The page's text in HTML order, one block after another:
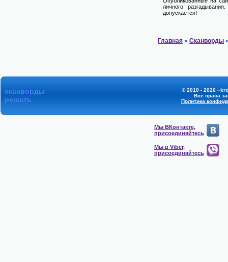
личного
допускается!
Главная » Сканворды
сканворды
решать
© 2010 - 2026
Все права
Политика
Мы ВКонтакте,
присоединяйтесь
Мы в Viber,
присоединяйтесь